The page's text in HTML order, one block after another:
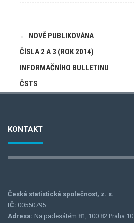
Post
navigation
← NOVĚ PUBLIKOVÁNA
ČÍSLA 2 A 3 (ROK 2014)
INFORMAČNÍHO BULLETINU
ČSTS
KONTAKT
Česká statistická společnost, z. s.
IČ: 00550795
Adresa: Na padesátém 81, 100 82 Praha 10